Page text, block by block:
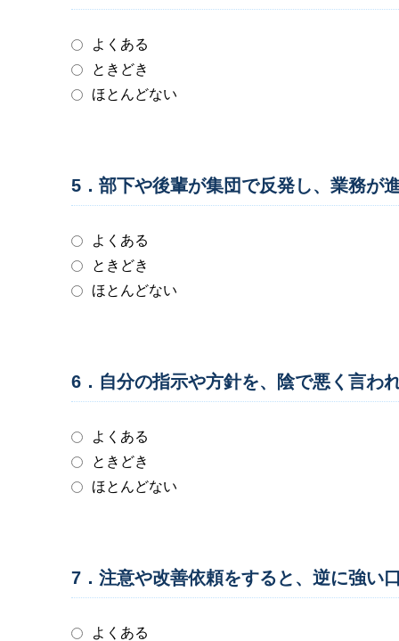
よくある
ときどき
ほとんどない
5．部下や後輩が集団で反発し、業務が
よくある
ときどき
ほとんどない
6．自分の指示や方針を、陰で悪く言わ
よくある
ときどき
ほとんどない
7．注意や改善依頼をすると、逆に強い
よくある